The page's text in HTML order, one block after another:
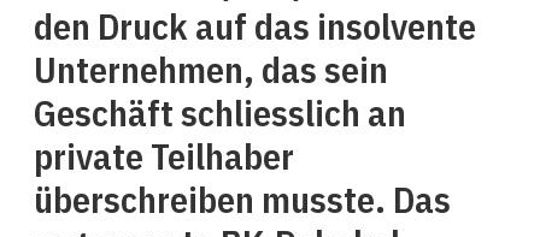
den Druck auf das insolvente
Unternehmen, das sein
Geschäft schliesslich an
private Teilhaber
überschreiben musste. Das